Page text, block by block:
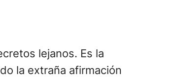
lejanos. Es la
la extraña afirmación